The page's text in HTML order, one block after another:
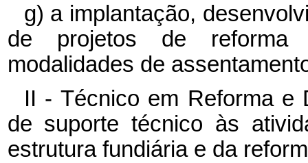
g) a implantação,
de projetos de reforma
modalidades de
II - Técnico em Reforma e
de suporte técnico às
estrutura fundiária e da